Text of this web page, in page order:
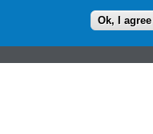
Ok, I agree